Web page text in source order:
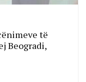
të
Beogradi,